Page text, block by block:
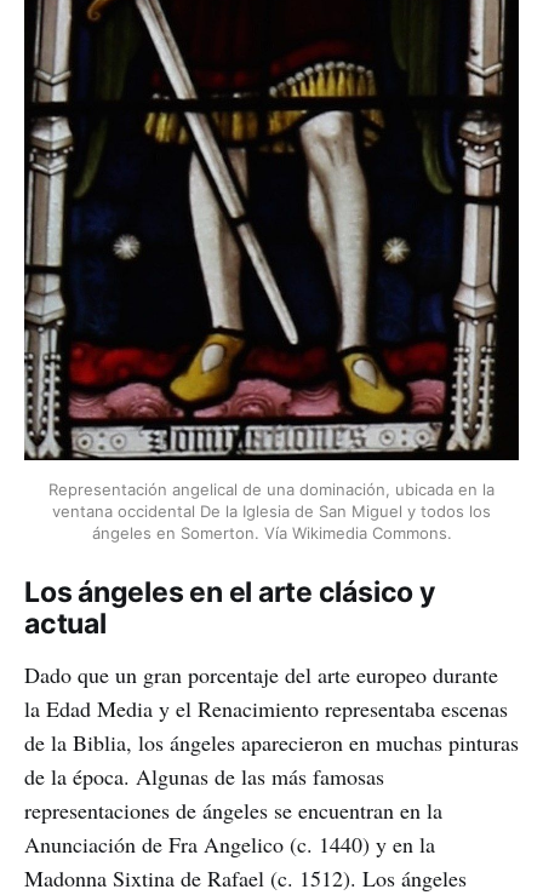
Representación angelical de una dominación, ubicada en la
ventana occidental De la Iglesia de San Miguel y todos los
ángeles en Somerton. Vía Wikimedia Commons.
Los ángeles en el arte clásico y
actual
Dado que un gran porcentaje del arte europeo durante
la Edad Media y el Renacimiento representaba escenas
de la Biblia, los ángeles aparecieron en muchas pinturas
de la época. Algunas de las más famosas
representaciones de ángeles se encuentran en la
Anunciación de Fra Angelico (c. 1440) y en la
Madonna Sixtina de Rafael (c. 1512). Los ángeles